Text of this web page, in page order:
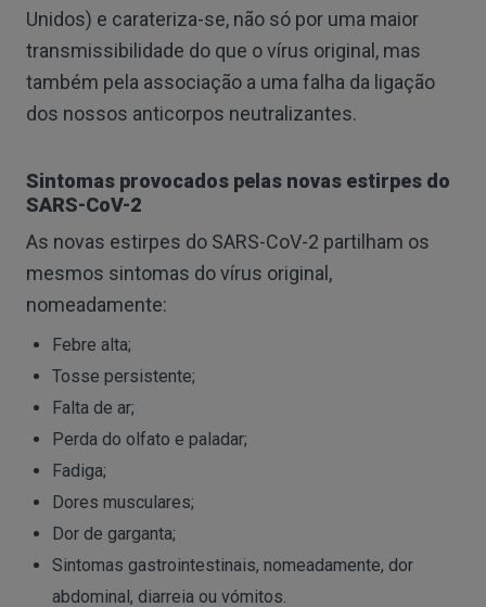
Unidos) e carateriza-se, não só por uma maior
transmissibilidade do que o vírus original, mas
também pela associação a uma falha da ligação
dos nossos anticorpos neutralizantes.
Sintomas provocados pelas novas estirpes do
SARS-CoV-2
As novas estirpes do SARS-CoV-2 partilham os
mesmos sintomas do vírus original,
nomeadamente:
Febre alta;
Tosse persistente;
Falta de ar;
Perda do olfato e paladar;
Fadiga;
Dores musculares;
Dor de garganta;
Sintomas gastrointestinais, nomeadamente, dor
abdominal, diarreia ou vómitos.